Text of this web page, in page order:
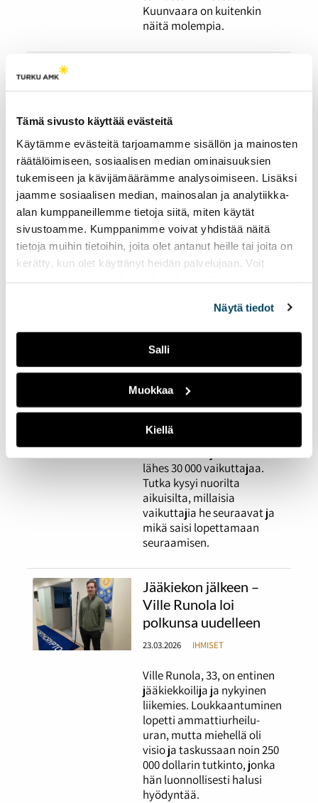
Tämä sivusto käyttää evästeitä
Käytämme evästeitä tarjoamamme sisällön ja mainosten
räätälöimiseen, sosiaalisen median ominaisuuksien
tukemiseen ja kävijämäärämme analysoimiseen. Lisäksi
jaamme sosiaalisen median, mainosalan ja analytiikka-
alan kumppaneillemme tietoja siitä, miten käytät
sivustoamme. Kumppanimme voivat yhdistää näitä
tietoja muihin tietoihin, joita olet antanut heille tai joita on
kerätty, kun olet käyttänyt heidän palvelujaan. Voit
Näytä tiedot
Salli
Muokkaa
Kiellä
Kuunvaara on kuitenkin
näitä molempia.
24.03.2026 IHMISET
Luonnonvarakeskuksen
vuonna 2020 teettämän
tutkimuksen mukaan noin
12 % aikuisväestöstä
harrastaa talviuintia. Mari
Saario on yksi heistä. Saario
on nauttinut
kylmäaltistuksesta niin
kauan kuin muistaa, ja
säännöllinen avantouinti on
hänelle meditatiivinen
kokemus.
Mielenkiinnon kohteet
saavat seuraamaan
vaikuttajia, kunhan
arvot kohtaavat
23.03.2026 IHMISET
Tilastokeskuksen mukaan
Suomessa oli jo vuonna 2022
lähes 30 000 vaikuttajaa.
Tutka kysyi nuorilta
aikuisilta, millaisia
vaikuttajia he seuraavat ja
mikä saisi lopettamaan
seuraamisen.
Jääkiekon jälkeen –
Ville Runola loi
polkunsa uudelleen
23.03.2026 IHMISET
Ville Runola, 33, on entinen
jääkiekkoilija ja nykyinen
liikemies. Loukkaantuminen
lopetti ammattiurheilu-
uran, mutta miehellä oli
visio ja taskussaan noin 250
000 dollarin tutkinto, jonka
hän luonnollisesti halusi
hyödyntää.